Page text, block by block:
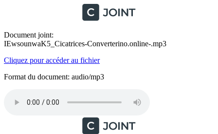
Document joint:
IEwsounwaK5_Cicatrices-Converterino.online-.mp3
Cliquez pour accéder au fichier
Format du document: audio/mp3